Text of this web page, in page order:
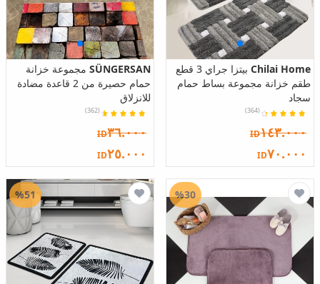
Chilai Home
بيتزا جراي 3 قطع
طقم خزانة مجموعة بساط حمام
سجاد
(364)
ID١٤٣.٠٠٠
ID٧٠.٠٠٠
SÜNGERSAN مجموعة خزانة
حمام حصيرة من 2 قاعدة مضادة
للانزلاق
(362)
ID٣٦.٠٠٠
ID٢٥.٠٠٠
%30
%51